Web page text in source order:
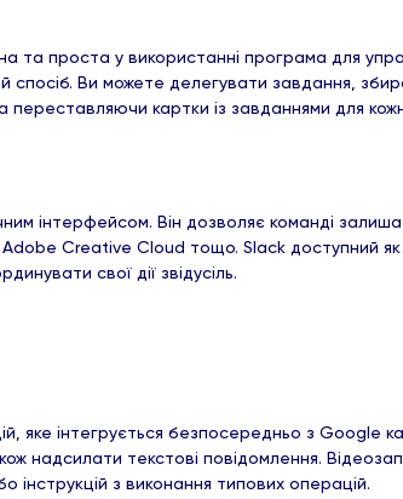
та проста у використанні програма для
Ви можете делегувати завдання,
картки із завданнями для
інтерфейсом. Він дозволяє команді
Creative Cloud тощо. Slack доступний як
свої дії звідусіль.
яке інтегрується безпосередньо з Google
надсилати текстові повідомлення.
з виконання типових операцій.